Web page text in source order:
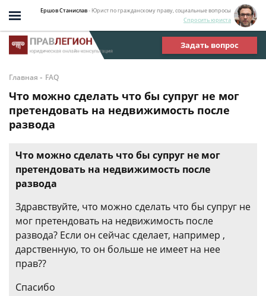
Ершов Станислав- Юрист по гражданскому праву, социальные вопросы
Спросить юриста
Задать вопрос
Главная - FAQ
Что можно сделать что бы супруг не мог
претендовать на недвижимость после
развода
Что можно сделать что бы супруг не мог
претендовать на недвижимость после
развода
Здравствуйте, что можно сделать что бы супруг не
мог претендовать на недвижимость после
развода? Если он сейчас сделает, например ,
дарственную, то он больше не имеет на нее
прав??
Спасибо